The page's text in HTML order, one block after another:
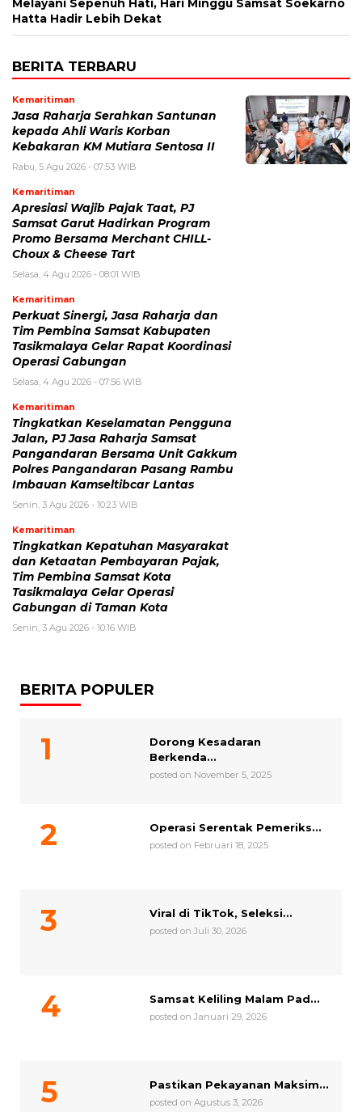
Melayani Sepenuh Hati, Hari Minggu Samsat Soekarno
Hatta Hadir Lebih Dekat
BERITA TERBARU
Kemaritiman
Jasa Raharja Serahkan Santunan
kepada Ahli Waris Korban
Kebakaran KM Mutiara Sentosa II
Rabu, 5 Agu 2026 - 07:53 WIB
Kemaritiman
Apresiasi Wajib Pajak Taat, PJ
Samsat Garut Hadirkan Program
Promo Bersama Merchant CHILL-
Choux & Cheese Tart
Selasa, 4 Agu 2026 - 08:01 WIB
Kemaritiman
Perkuat Sinergi, Jasa Raharja dan
Tim Pembina Samsat Kabupaten
Tasikmalaya Gelar Rapat Koordinasi
Operasi Gabungan
Selasa, 4 Agu 2026 - 07:56 WIB
Kemaritiman
Tingkatkan Keselamatan Pengguna
Jalan, PJ Jasa Raharja Samsat
Pangandaran Bersama Unit Gakkum
Polres Pangandaran Pasang Rambu
Imbauan Kamseltibcar Lantas
Senin, 3 Agu 2026 - 10:23 WIB
Kemaritiman
Tingkatkan Kepatuhan Masyarakat
dan Ketaatan Pembayaran Pajak,
Tim Pembina Samsat Kota
Tasikmalaya Gelar Operasi
Gabungan di Taman Kota
Senin, 3 Agu 2026 - 10:16 WIB
BERITA POPULER
Dorong Kesadaran
Berkenda...
posted on November 5, 2025
Operasi Serentak Pemeriks...
posted on Februari 18, 2025
Viral di TikTok, Seleksi...
posted on Juli 30, 2026
Samsat Keliling Malam Pad...
posted on Januari 29, 2026
Pastikan Pekayanan Maksim...
posted on Agustus 3, 2026